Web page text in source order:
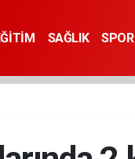
SAĞLIK SPOR